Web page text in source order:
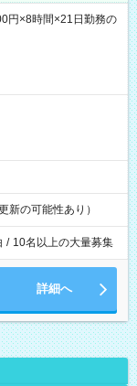
円×8時間×21日勤務の
新の可能性あり）
/ 10名以上の大量募集
詳細へ